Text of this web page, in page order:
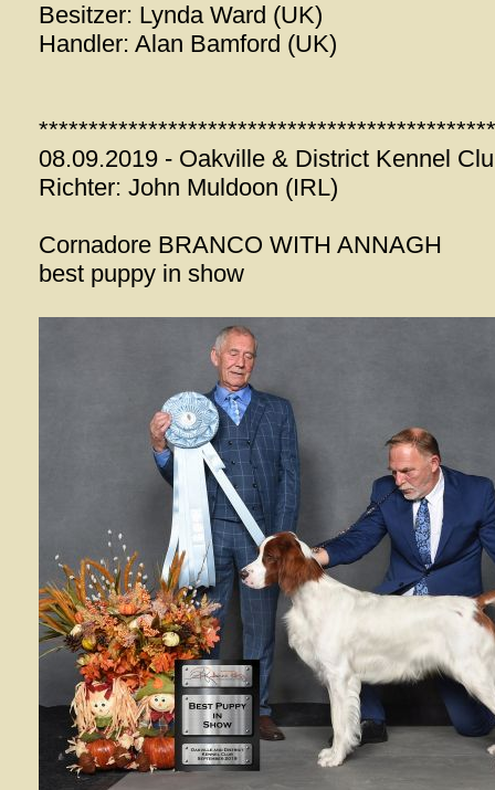
Besitzer: Lynda Ward (UK)
Handler: Alan Bamford (UK)
**********************************************
08.09.2019 - Oakville & District Kennel
Richter: John Muldoon (IRL)
Cornadore BRANCO WITH ANNAGH
best puppy in show